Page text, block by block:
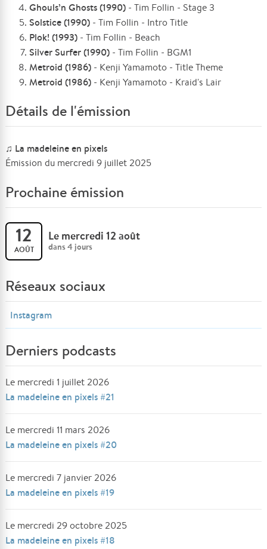
Ghouls’n Ghosts (1990) - Tim Follin - Stage 3
Solstice (1990) - Tim Follin - Intro Title
Plok! (1993) - Tim Follin - Beach
Silver Surfer (1990) - Tim Follin - BGM1
Metroid (1986) - Kenji Yamamoto - Title Theme
Metroid (1986) - Kenji Yamamoto - Kraid's Lair
Détails de l'émission
♫ La madeleine en pixels
Émission du mercredi 9 juillet 2025
Prochaine émission
12
AOÛT
Le mercredi 12 août
dans 4 jours
Réseaux sociaux
Instagram
Derniers podcasts
Le mercredi 1 juillet 2026
La madeleine en pixels #21
Le mercredi 11 mars 2026
La madeleine en pixels #20
Le mercredi 7 janvier 2026
La madeleine en pixels #19
Le mercredi 29 octobre 2025
La madeleine en pixels #18